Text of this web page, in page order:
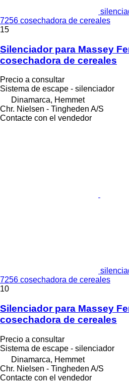
7256 cosechadora de cereales
15
Silenciador para Massey
cosechadora de cereales
Precio a consultar
Sistema de escape - silenciador
Dinamarca, Hemmet
Chr. Nielsen - Tingheden A/S
Contacte con el vendedor
7256 cosechadora de cereales
10
Silenciador para Massey
cosechadora de cereales
Precio a consultar
Sistema de escape - silenciador
Dinamarca, Hemmet
Chr. Nielsen - Tingheden A/S
Contacte con el vendedor